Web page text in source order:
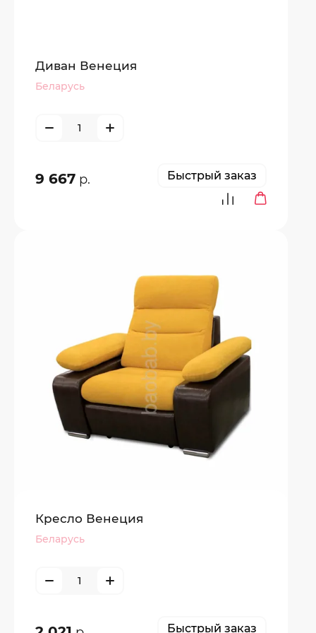
Диван Венеция
Беларусь
9 667 р. Быстрый заказ
Кресло Венеция
Беларусь
Быстрый заказ